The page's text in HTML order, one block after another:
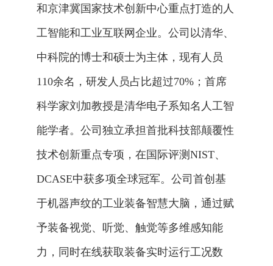
和京津冀国家技术创新中心重点打造的人
工智能和工业互联网企业。公司以清华、
中科院的博士和硕士为主体，现有人员
110余名，研发人员占比超过70%；首席
科学家刘加教授是清华电子系知名人工智
能学者。公司独立承担首批科技部颠覆性
技术创新重点专项，在国际评测NIST、
DCASE中获多项全球冠军。公司首创基
于机器声纹的工业装备智慧大脑，通过赋
予装备视觉、听觉、触觉等多维感知能
力，同时在线获取装备实时运行工况数